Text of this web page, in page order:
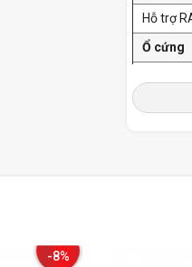
Hỗ trợ
Ổ cứng
-8%